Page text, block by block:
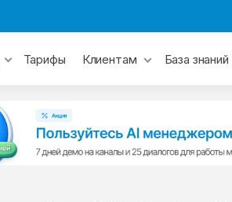
Тарифы Клиентам База знаний